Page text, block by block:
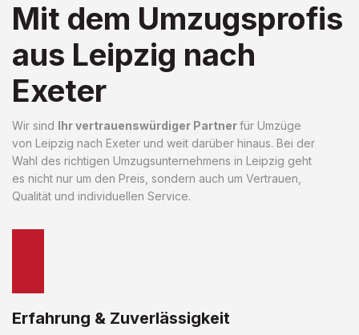
Mit dem Umzugsprofis
aus Leipzig nach
Exeter
Wir sind Ihr vertrauenswürdiger Partnerfür Umzüge
von Leipzig nach Exeter und weit darüber hinaus. Bei der
Wahl des richtigen Umzugsunternehmens in Leipzig geht
es nicht nur um den Preis, sondern auch um Vertrauen,
Qualität und individuellen Service.
Erfahrung & Zuverlässigkeit